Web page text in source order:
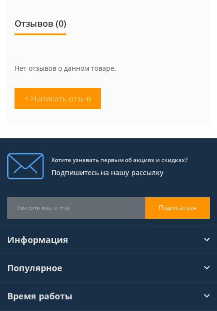
Отзывов (0)
Нет отзывов о данном товаре.
+ Написать отзыв
Хотите узнавать первым об акциях и скидках?
Подпишитесь на нашу рассылку
Подписаться
Информация
Популярное
Время работы